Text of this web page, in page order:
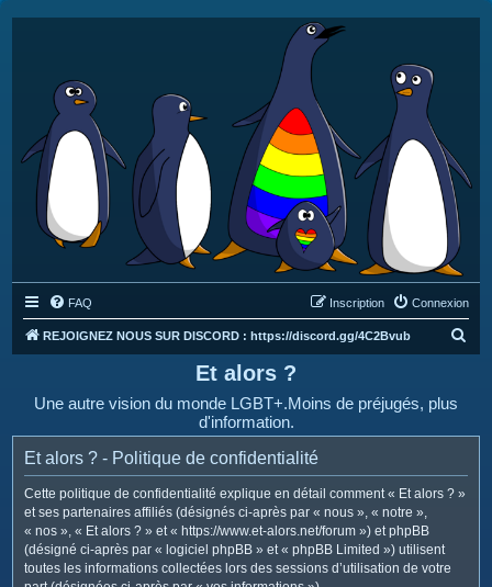
FAQ Connexion
Inscription
REJOIGNEZ NOUS SUR DISCORD : https://discord.gg/4C2Bvub
e
Et alors ?
Une autre vision du monde LGBT+.Moins de préjugés, plus
d'information.
Et alors ? - Politique de confidentialité
Cette politique de confidentialité explique en détail comment « Et alors ? »
et ses partenaires affiliés (désignés ci-après par « nous », « notre »,
« nos », « Et alors ? » et « https://www.et-alors.net/forum ») et phpBB
(désigné ci-après par « logiciel phpBB » et « phpBB Limited ») utilisent
toutes les informations collectées lors des sessions d’utilisation de votre